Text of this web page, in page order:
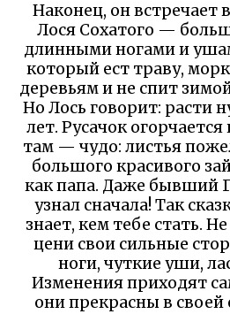
Наконец, он встречает
Лося Сохатого —
длинными ногами и
который ест траву,
деревьям и не спит
Но Лось говорит: расти
лет. Русачок
там — чудо: листья
большого красивого
как папа. Даже бывший
узнал сначала! Так
знает, кем тебе стать.
цени свои сильные
ноги, чуткие уши,
Изменения приходят
они прекрасны в своей